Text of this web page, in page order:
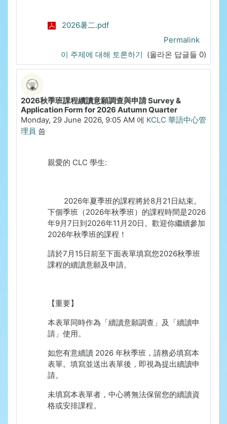
2026暑二.pdf
Permalink
이 주제에 대해 토론하기 (올라온 답글들 0)
2026秋季班課程續讀意願調查與申請 Survey &
Application Form for 2026 Autumn Quarter
Monday, 29 June 2026, 9:05 AM 에 KCLC 華語中心管
理員 씀
親愛的 CLC 學生:
2026年夏季班的課程將於8月 21 日結束。
下個季班（2026年秋季班）的課程時間是2026
年9月7日到2026年11 月 20日。歡迎你繼續參加
2026年秋季班的課程！
請於7月 15日前至下面表單填寫您2026秋季班
課程的續讀意願及申請。
【重要】
本表單同時作為「續讀意願調查」及「續讀申
請」使用。
如您有意續讀 2026 年秋季班，請務必填寫本
表單。填寫並送出表單後，即視為提出續讀申
請。
未填寫本表單者，中心將無法保留您的續讀資
格或安排課程。